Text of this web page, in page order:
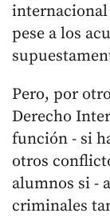
internacional
pese a los
Pero, por
Derecho
función - si
otros
alumnos si -
criminales